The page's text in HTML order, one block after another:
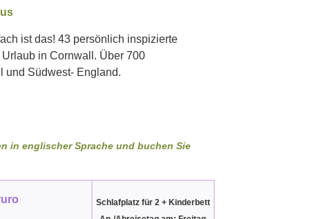
ist das! 43 persönlich inspizierte
in Cornwall. Über 700
und Südwest- England.
in englischer Sprache und buchen Sie
Schlafplatz für 2 + Kinderbett